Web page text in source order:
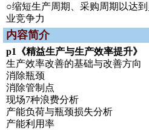
○缩短生产周期、采购周期以达
业竞争力
内容简介
p1《精益生产与生产效率提升》
生产效率改善的基础与改善方向
消除瓶颈
消除管制点
现场7种浪费分析
产能负荷与瓶颈损失分析
产能利用率